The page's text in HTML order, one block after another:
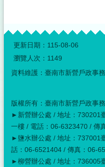
:::
更新日期： 115-08-06
瀏覽人次： 1149
資料維護：臺南市新營戶政事
版權所有：臺南市新營戶政事
►新營辦公處 / 地址：730201
一樓 / 電話：06-6323470 / 傳
►鹽水辦公處 / 地址：737001
話：06-6521404 / 傳真：06-
►柳營辦公處 / 地址：736005